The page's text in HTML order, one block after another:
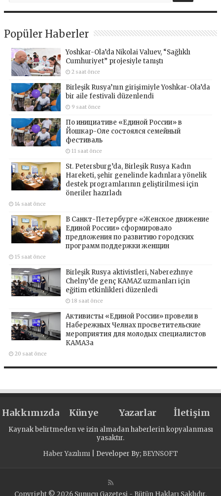
Popüler Haberler
Yoshkar-Ola’da Nikolai Valuev, “Sağlıklı
Cumhuriyet” projesiyle tanıştı
2 saat önce
Birleşik Rusya’nın girişimiyle Yoshkar-Ola’da
bir aile festivali düzenlendi
9 saat önce
По инициативе «Единой России» в
Йошкар-Оле состоялся семейный
фестиваль
11 saat önce
St. Petersburg’da, Birleşik Rusya Kadın
Hareketi, şehir genelinde kadınlara yönelik
destek programlarının geliştirilmesi için
öneriler hazırladı
14 saat önce
В Санкт-Петербурге «Женское движение
Единой России» сформировало
предложения по развитию городских
программ поддержки женщин
15 saat önce
Birleşik Rusya aktivistleri, Naberezhnye
Chelny’de genç KAMAZ uzmanları için
eğitim etkinlikleri düzenledi
18 saat önce
Активисты «Единой России» провели в
Набережных Челнах просветительские
мероприятия для молодых специалистов
КАМАЗа
20 saat önce
Hakkımızda Künye Yazarlar İletişim
Kaynak belirtmeden ve izin almadan haberlerin kopyalanması
yasaktır.
Haber Yazılımı | Developer By; BEYNSOFT
Copyright © 2026 Sunucu Gazetesi - Bütün Hakları Saklıdır.